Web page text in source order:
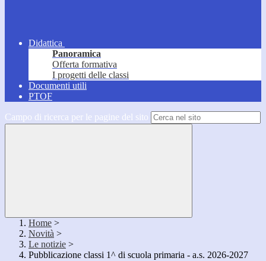
Didattica
Panoramica
Offerta formativa
I progetti delle classi
Documenti utili
PTOF
Campo di ricerca per le pagine del sito
Home >
Novità >
Le notizie >
Pubblicazione classi 1^ di scuola primaria - a.s. 2026-2027